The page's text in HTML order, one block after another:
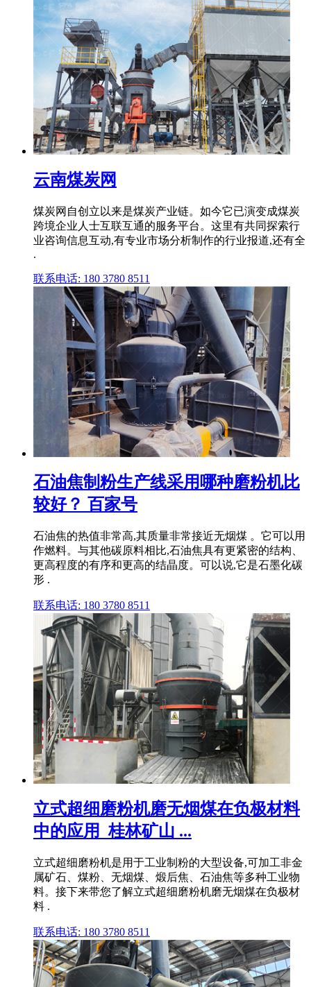
云南煤炭网
煤炭网自创立以来是煤炭产业链。如今它已演变成煤炭
跨境企业人士互联互通的服务平台。这里有共同探索行
业咨询信息互动,有专业市场分析制作的行业报道,还有全
.
联系电话: 180 3780 8511
石油焦制粉生产线采用哪种磨粉机比
较好？ 百家号
石油焦的热值非常高,其质量非常接近无烟煤 。它可以用
作燃料。与其他碳原料相比,石油焦具有更紧密的结构、
更高程度的有序和更高的结晶度。可以说,它是石墨化碳
形 .
联系电话: 180 3780 8511
立式超细磨粉机磨无烟煤在负极材料
中的应用_桂林矿山 ...
立式超细磨粉机是用于工业制粉的大型设备,可加工非金
属矿石、煤粉、无烟煤、煅后焦、石油焦等多种工业物
料。接下来带您了解立式超细磨粉机磨无烟煤在负极材
料 .
联系电话: 180 3780 8511